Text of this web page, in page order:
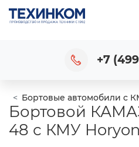
+7
Бортовые автомобили с
Бортовой
48 с КМУ